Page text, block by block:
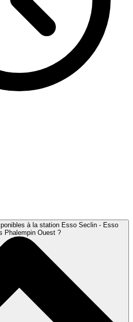
à la station Esso Seclin - Esso
Phalempin Ouest ?